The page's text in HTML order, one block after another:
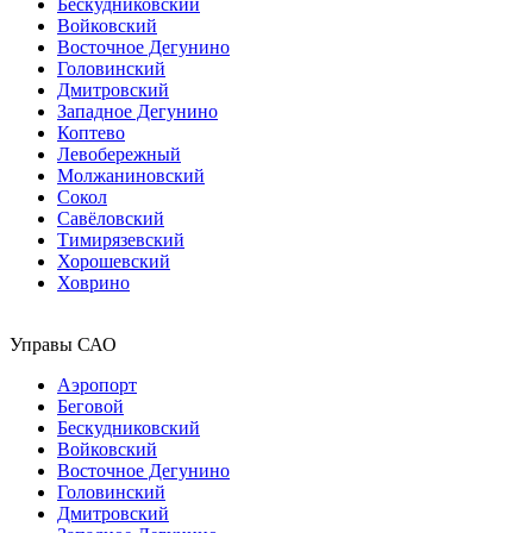
Войковский
Восточное Дегунино
Головинский
Дмитровский
Западное Дегунино
Коптево
Левобережный
Молжаниновский
Сокол
Савёловский
Тимирязевский
Хорошевский
Ховрино
Управы САО
Аэропорт
Беговой
Бескудниковский
Войковский
Восточное Дегунино
Головинский
Дмитровский